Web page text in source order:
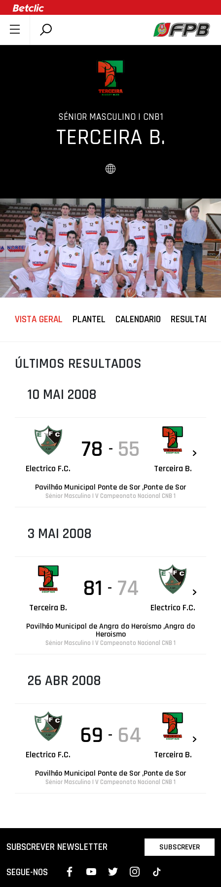
SOBRE A FPB
ASSOCIAÇÕES
MINIBASQUETE
ÁREA TÉCNICA
PROJETOS
LIGA BETCLIC MASCULINA
LIGA BETCLIC FEMININA
SÉNIOR MASCULINO | CNB1
TERCEIRA B.
VISTA GERAL PLANTEL CALENDARIO RESULTADOS
ÚLTIMOS RESULTADOS
10 MAI 2008
Electrico F.C.
78 - 55
Terceira B.
Pavilhão Municipal Ponte de Sor ,Ponte de Sor
Sénior Masculino | V Campeonato Nacional CNB 1
3 MAI 2008
Terceira B.
81 - 74
Electrico F.C.
Pavilhão Municipal de Angra do Heroísmo ,Angra do
Heroismo
Sénior Masculino | V Campeonato Nacional CNB 1
26 ABR 2008
Electrico F.C.
69 - 64
Terceira B.
Pavilhão Municipal Ponte de Sor ,Ponte de Sor
Sénior Masculino | V Campeonato Nacional CNB 1
SUBSCREVER NEWSLETTER SUBSCREVER
SEGUE-NOS